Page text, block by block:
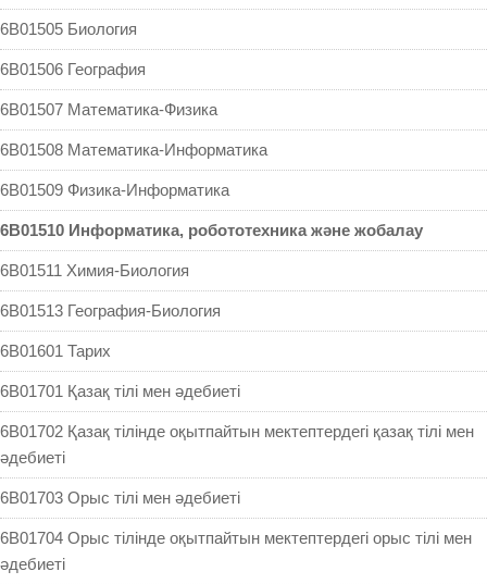
6B01505 Биология
6B01506 География
6B01507 Математика-Физика
6B01508 Математика-Информатика
6B01509 Физика-Информатика
6B01510 Информатика, робототехника және жобалау
6B01511 Химия-Биология
6B01513 География-Биология
6B01601 Тарих
6B01701 Қазақ тілі мен əдебиеті
6B01702 Қазақ тілінде оқытпайтын мектептердегі қазақ тілі мен
əдебиеті
6B01703 Орыс тілі мен əдебиеті
6B01704 Орыс тілінде оқытпайтын мектептердегі орыс тілі мен
əдебиеті